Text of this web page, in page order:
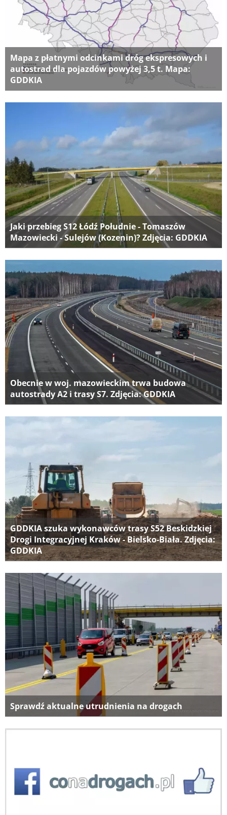
Mapa z płatnymi odcinkami dróg ekspresowych i
autostrad dla pojazdów powyżej 3,5 t. Mapa:
GDDKIA
Jaki przebieg S12 Łódź Południe - Tomaszów
Mazowiecki - Sulejów (Kozenin)? Zdjęcia: GDDKIA
Obecnie w woj. mazowieckim trwa budowa
autostrady A2 i trasy S7. Zdjęcia: GDDKIA
GDDKIA szuka wykonawców trasy S52 Beskidzkiej
Drogi Integracyjnej Kraków - Bielsko-Biała. Zdjęcia:
GDDKIA
Sprawdź aktualne utrudnienia na drogach